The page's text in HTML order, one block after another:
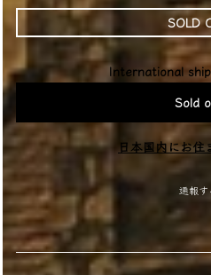
SOLD
International
Sold
日本国内にお住
通報す